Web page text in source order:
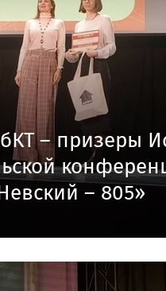
– призеры
– 805»